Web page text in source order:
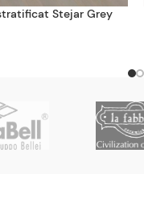
Stejar Grey